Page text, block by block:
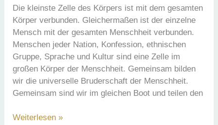
von
Stärke
durch
die
kosmischen
Gesetze
Die kleinste Zelle des Körpers ist mit dem gesamten
Körper verbunden. Gleichermaßen ist der einzelne
Mensch mit der gesamten Menschheit verbunden.
Menschen jeder Nation, Konfession, ethnischen
Gruppe, Sprache und Kultur sind eine Zelle im
großen Körper der Menschheit. Gemeinsam bilden
wir die universelle Bruderschaft der Menschheit.
Gemeinsam sind wir im gleichen Boot und teilen den
Die
Weiterlesen »